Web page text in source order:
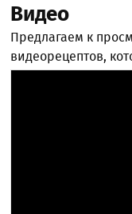
Видео
Предлагаем к
видеорецептов,